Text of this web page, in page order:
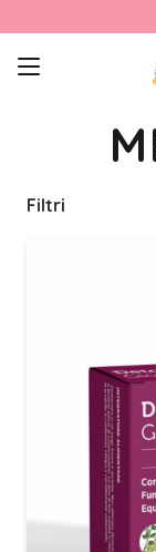
Filtri